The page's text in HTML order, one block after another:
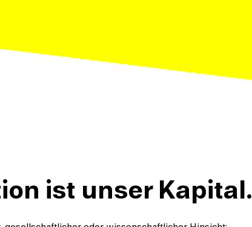
ist unser Kapital.